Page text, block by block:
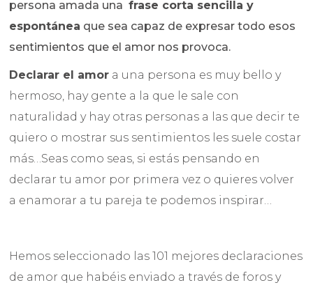
persona amada unafrase corta sencilla y
espontánea que sea capaz de expresar todo esos
sentimientos que el amor nos provoca.
Declarar el amor a una persona es muy bello y
hermoso, hay gente a la que le sale con
naturalidad y hay otras personas a las que decir te
quiero o mostrar sus sentimientos les suele costar
más…Seas como seas, si estás pensando en
declarar tu amor por primera vez o quieres volver
a enamorar a tu pareja te podemos inspirar…
Hemos seleccionado las 101 mejores declaraciones
de amor que habéis enviado a través de foros y